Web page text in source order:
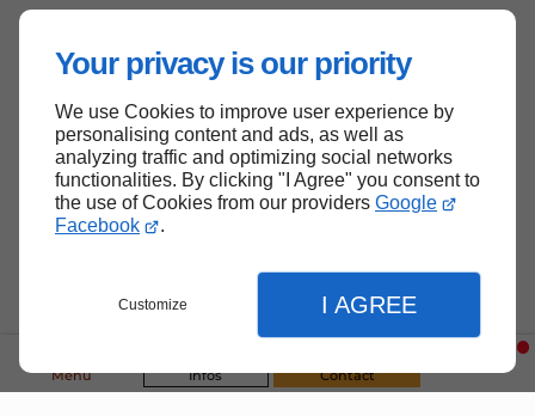
Your privacy is our priority
We use Cookies to improve user experience by
personalising content and ads, as well as
analyzing traffic and optimizing social networks
functionalities. By clicking "I Agree" you consent to
the use of Cookies from our providers Google
Facebook
.
Customize I AGREE
Menu Infos Contact
Contactez-nous
Mentions légales
Plan du site